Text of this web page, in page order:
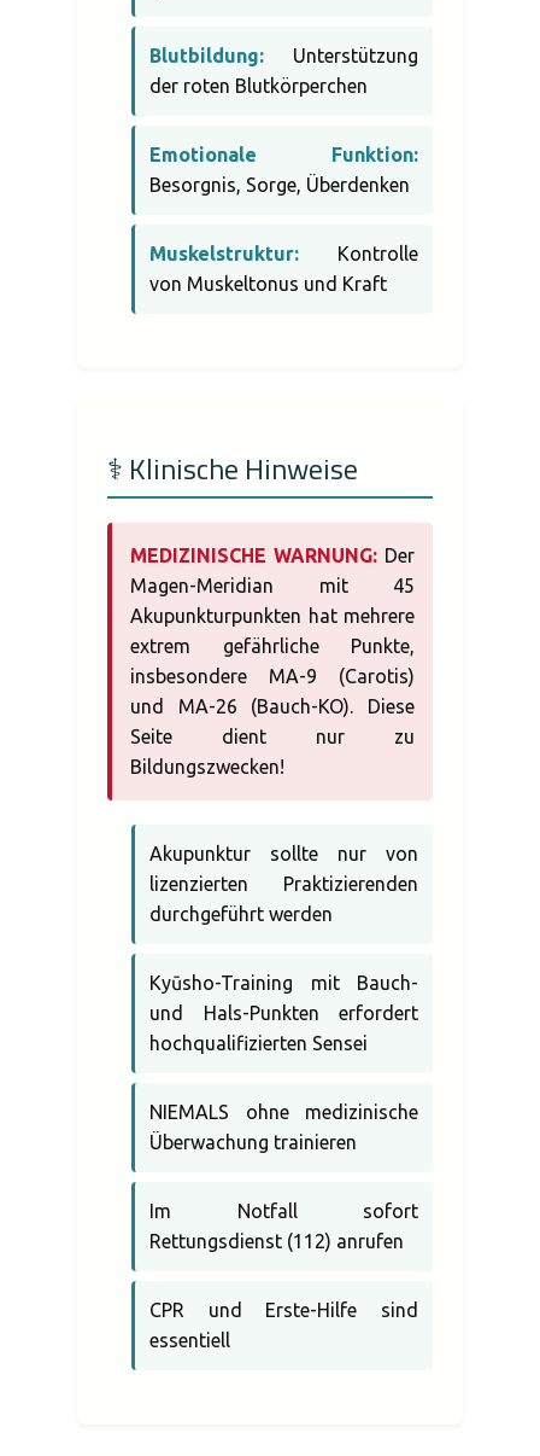
Blutbildung: Unterstützung
der roten Blutkörperchen
Emotionale Funktion:
Besorgnis, Sorge, Überdenken
Muskelstruktur: Kontrolle
von Muskeltonus und Kraft
⚕️ Klinische Hinweise
MEDIZINISCHE WARNUNG: Der
Magen-Meridian mit 45
Akupunkturpunkten hat mehrere
extrem gefährliche Punkte,
insbesondere MA-9 (Carotis)
und MA-26 (Bauch-KO). Diese
Seite dient nur zu
Bildungszwecken!
Akupunktur sollte nur von
lizenzierten Praktizierenden
durchgeführt werden
Kyūsho-Training mit Bauch-
und Hals-Punkten erfordert
hochqualifizierten Sensei
NIEMALS ohne medizinische
Überwachung trainieren
Im Notfall sofort
Rettungsdienst (112) anrufen
CPR und Erste-Hilfe sind
essentiell